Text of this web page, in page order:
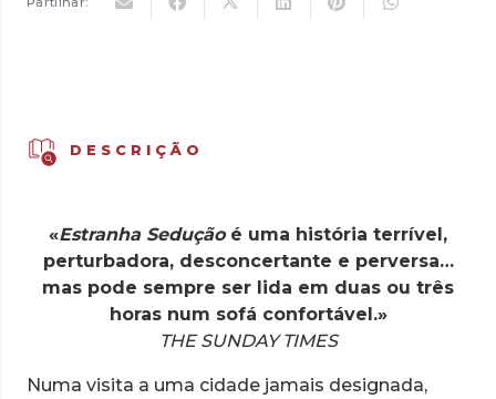
DESCRIÇÃO
«Estranha Seduçãoé uma história terrível,
perturbadora, desconcertante e perversa…
mas pode sempre ser lida em duas ou três
horas num sofá confortável.»
THE SUNDAY TIMES
Numa visita a uma cidade jamais designada,